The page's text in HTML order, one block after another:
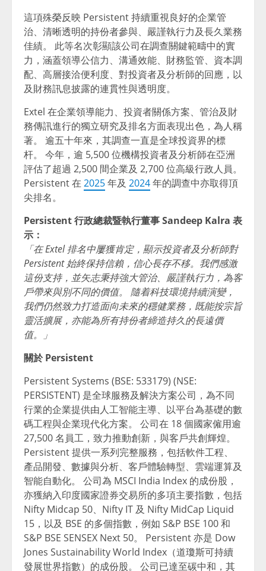
這項殊榮反映 Persistent 持續重視良好的企業管
治、清晰透明的持份者參與、嚴謹執行力及長久業務
佳績。 此等名次彰顯該公司在調查關鍵範疇中的實
力，涵蓋領導公信力、溝通效能、財務監管、資本調
配、高層接洽便利度、對投資者及分析師的回應，以
及財務訊息披露的連貫性與透明度。
Extel 在企業領導能力、投資者關係方案、管治及財
務傳訊進行的獨立研究及排名方面表現出色，為人稱
著。 逾五十年來，其調查一直是全球投資界的標
杆。 今年，逾 5,500 位機構投資者及分析師在亞洲
評估了超過 2,500 間企業及 2,700 位高級行政人員。
Persistent 在 2025年及 2024年的調查中亦取得頂
尖排名。
Persistent 行政總裁暨執行董事 Sandeep Kalra 表
示：
「在 Extel 排名中屢獲肯定，顯示投資者及分析師對
Persistent 始終保持信賴，信心長存不移。 我們感激
這份支持，並矢志秉持強大管治、嚴謹執行力，為客
戶帶來與別不同的價值。 隨着科技環境持續演變，
我們仍然致力打造面向未來的穩健業務，既能按宗旨
靈活擴展，亦能為所有持份者締造持久的長遠價
值。」
關於 Persistent
Persistent Systems (BSE: 533179) (NSE:
PERSISTENT) 是全球服務及解決方案公司，為不同
行業的企業提供由人工智能主導、以平台為基礎的數
碼工程與企業現代化方案。 公司在 18 個國家僱用逾
27,500 名員工，致力推動創新，與客戶共創輝煌。
Persistent 提供一系列完整服務，包括軟件工程、
產品開發、數據與分析、客戶體驗轉型、雲端運算及
智能自動化。 公司為 MSCI India Index 的成份股，
亦獲納入印度國家證券交易所的多項主要指數，包括
Nifty Midcap 50、Nifty IT 及 Nifty MidCap Liquid
15，以及 BSE 的多個指數，例如 S&P BSE 100 和
S&P BSE SENSEX Next 50。 Persistent 亦是 Dow
Jones Sustainability World Index（道瓊斯可持續
發展世界指數）的成份股。 公司已達至碳中和，其